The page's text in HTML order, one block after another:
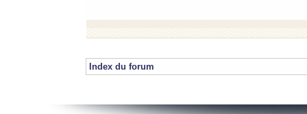
Index du forum